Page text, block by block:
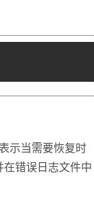
示当需要恢复时
错误日志文件中